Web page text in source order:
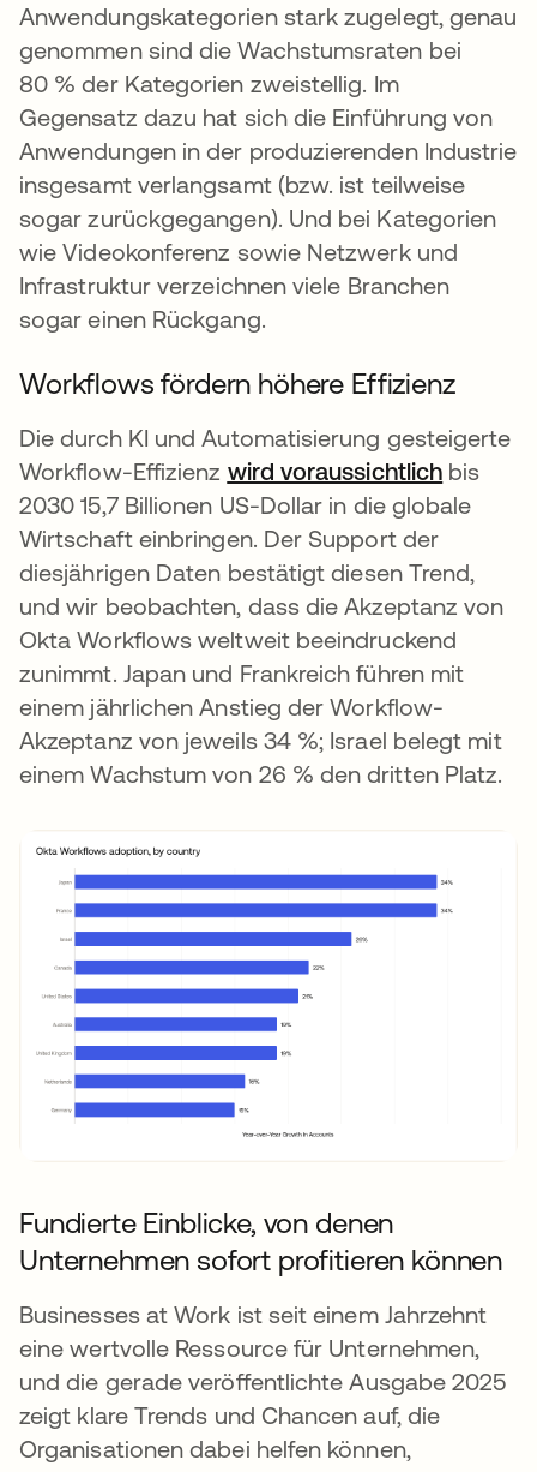
Anwendungskategorien stark zugelegt, genau
genommen sind die Wachstumsraten bei
80 % der Kategorien zweistellig. Im
Gegensatz dazu hat sich die Einführung von
Anwendungen in der produzierenden Industrie
insgesamt verlangsamt (bzw. ist teilweise
sogar zurückgegangen). Und bei Kategorien
wie Videokonferenz sowie Netzwerk und
Infrastruktur verzeichnen viele Branchen
sogar einen Rückgang.
Workflows fördern höhere Effizienz
Die durch KI und Automatisierung gesteigerte
Workflow-Effizienz wird voraussichtlich bis
2030 15,7 Billionen US-Dollar in die globale
Wirtschaft einbringen. Der Support der
diesjährigen Daten bestätigt diesen Trend,
und wir beobachten, dass die Akzeptanz von
Okta Workflows weltweit beeindruckend
zunimmt. Japan und Frankreich führen mit
einem jährlichen Anstieg der Workflow-
Akzeptanz von jeweils 34 %; Israel belegt mit
einem Wachstum von 26 % den dritten Platz.
Fundierte Einblicke, von denen
Unternehmen sofort profitieren können
Businesses at Work ist seit einem Jahrzehnt
eine wertvolle Ressource für Unternehmen,
und die gerade veröffentlichte Ausgabe 2025
zeigt klare Trends und Chancen auf, die
Organisationen dabei helfen können,